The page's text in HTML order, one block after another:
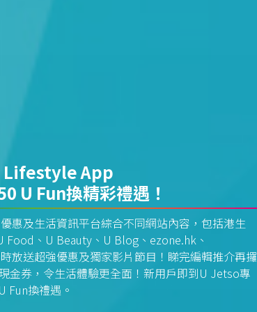
Lifestyle App
U Fun換精彩禮遇！
惠及生活資訊平台綜合不同網站內容，包括港生
Food、U Beauty、U Blog、ezone.hk、
放送超強優惠及獨家影片節目！睇完編輯推介再攞
金券，令生活體驗更全面！新用戶即到U Jetso專
Fun換禮遇。